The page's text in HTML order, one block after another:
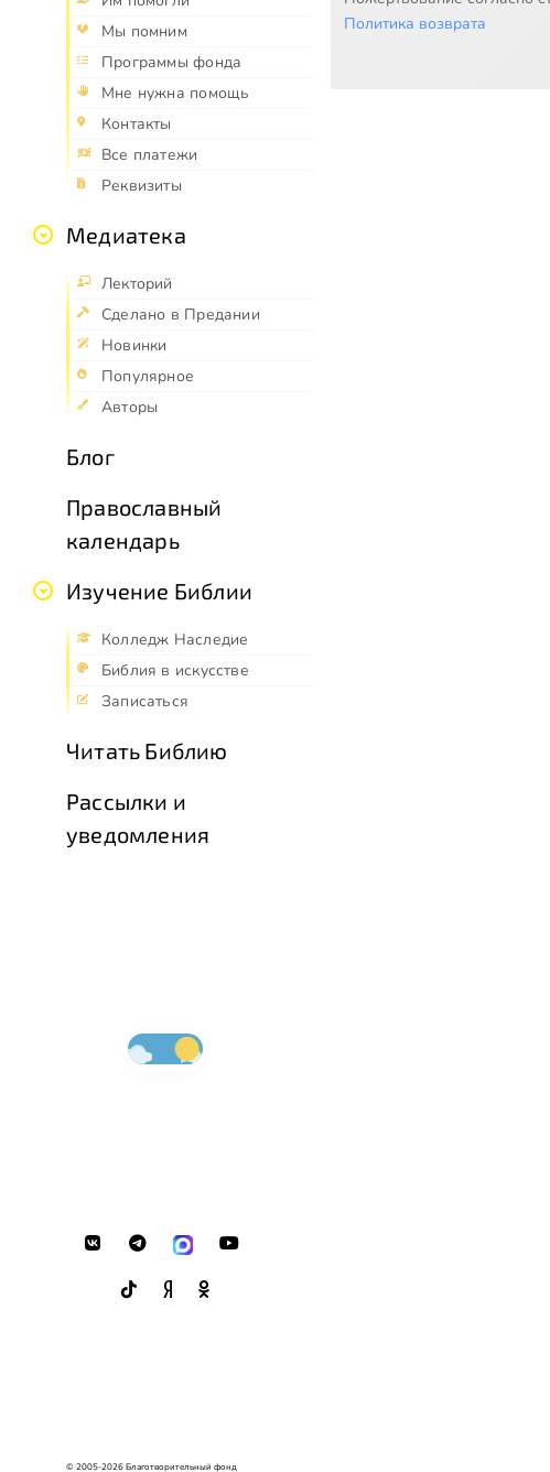
Мы помним
Программы фонда
Мне нужна помощь
Контакты
Все платежи
Реквизиты
Медиатека
Лекторий
Сделано в Предании
Новинки
Популярное
Авторы
Блог
Православный
календарь
Изучение Библии
Колледж Наследие
Библия в искусстве
Записаться
Читать Библию
Рассылки и
уведомления
© 2005-2026 Благотворительный фонд
Политика возврата